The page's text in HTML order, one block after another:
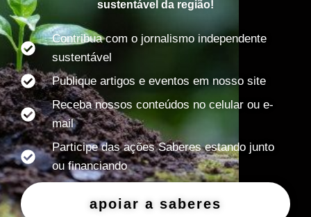
sustentável da região!
Contribua com o jornalismo independente
sustentável
Publique artigos e eventos em nosso site
Receba nossos conteúdos no celular ou e-
mail
Participe das ações Saberes estando junto
ou financiando
apoiar a saberes